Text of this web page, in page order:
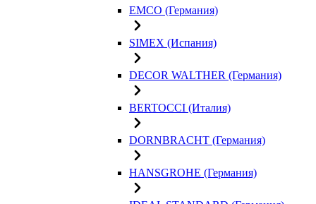
EMCO (Германия)
SIMEX (Испания)
DECOR WALTHER (Германия)
BERTOCCI (Италия)
DORNBRACHT (Германия)
HANSGROHE (Германия)